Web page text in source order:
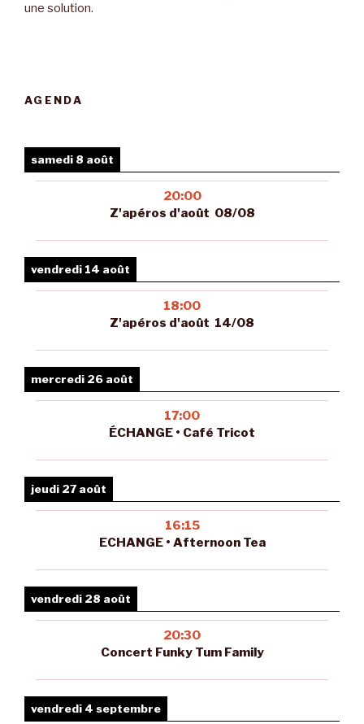
une solution.
AGENDA
samedi 8 août
20:00
Z'apéros d'août 08/08
vendredi 14 août
18:00
Z'apéros d'août 14/08
mercredi 26 août
17:00
ÉCHANGE • Café Tricot
jeudi 27 août
16:15
ECHANGE • Afternoon Tea
vendredi 28 août
20:30
Concert Funky Tum Family
vendredi 4 septembre